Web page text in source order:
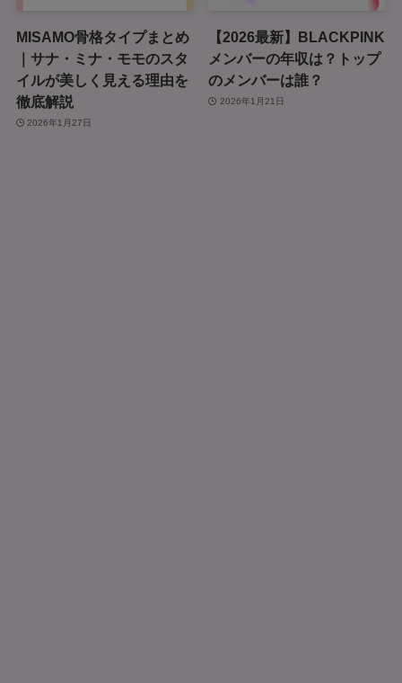
MISAMO骨格タイプまとめ
｜サナ・ミナ・モモのスタ
イルが美しく見える理由を
徹底解説
2026年1月27日
【2026最新】BLACKPINK
メンバーの年収は？トップ
のメンバーは誰？
2026年1月21日